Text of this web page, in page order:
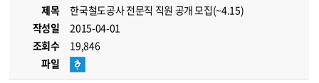
제목
한국철도공사 전문직 직원 공개 모집(~4.15)
작성일
2015-04-01
조회수
19,846
파일